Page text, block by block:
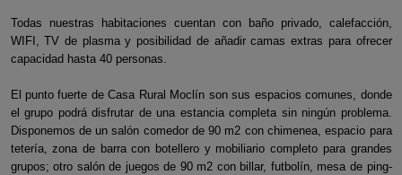
Todas nuestras habitaciones cuentan con baño privado, calefacción,
WIFI, TV de plasma y posibilidad de añadir camas extras para ofrecer
capacidad hasta 40 personas.
El punto fuerte de Casa Rural Moclín son sus espacios comunes, donde
el grupo podrá disfrutar de una estancia completa sin ningún problema.
Disponemos de un salón comedor de 90 m2 con chimenea, espacio para
tetería, zona de barra con botellero y mobiliario completo para grandes
grupos; otro salón de juegos de 90 m2 con billar, futbolín, mesa de ping-